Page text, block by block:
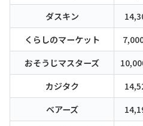
ダスキン
くらしのマーケット
おそうじマスターズ
カジタク
ベアーズ